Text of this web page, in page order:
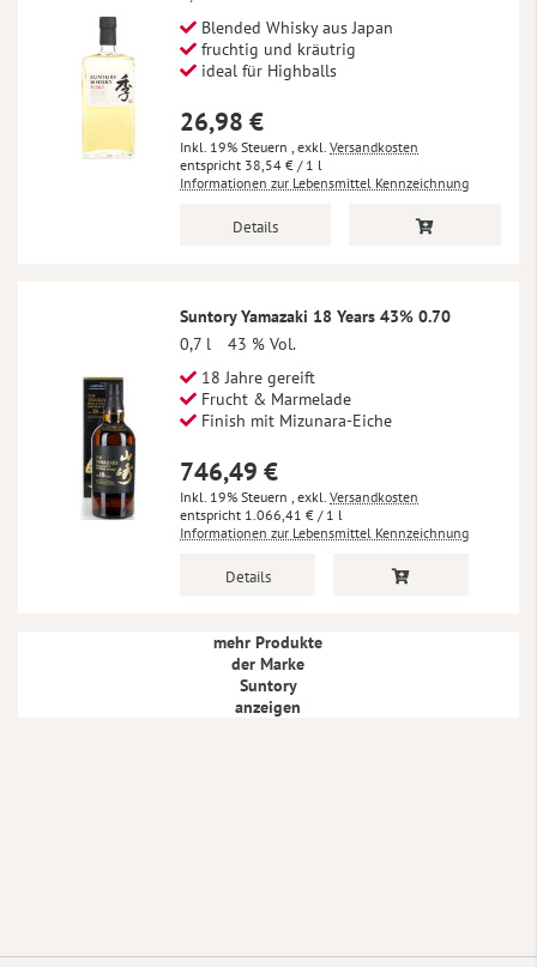
Blended Whisky aus Japan
fruchtig und kräutrig
ideal für Highballs
26,98 €
Inkl. 19% Steuern , exkl. Versandkosten
38,54 € / 1 l
Informationen zur Lebensmittel Kennzeichnung
Details
Suntory Yamazaki 18 Years 43% 0.70
0,7 l
43 % Vol.
18 Jahre gereift
Frucht & Marmelade
Finish mit Mizunara-Eiche
746,49 €
Inkl. 19% Steuern , exkl. Versandkosten
1.066,41 € / 1 l
Informationen zur Lebensmittel Kennzeichnung
Details
mehr Produkte
der Marke
Suntory
anzeigen